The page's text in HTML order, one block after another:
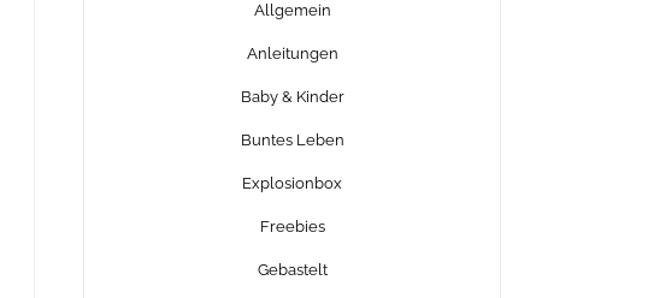
Allgemein
Anleitungen
Baby & Kinder
Buntes Leben
Explosionbox
Freebies
Gebastelt